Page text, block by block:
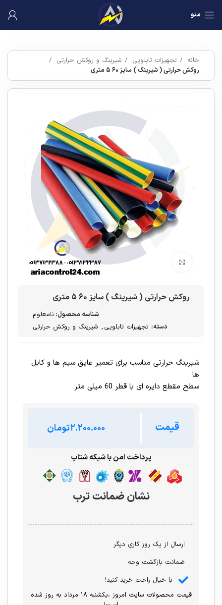
منو
خانه تجهیزات تابلویی
شیرینگ و روکش حرارتی
روکش حرارتی ( شیرینگ ) سایز ۶۰ ۵ متری
برای بزرگنمایی کلیک کنید
روکش حرارتی ( شیرینگ ) سایز ۶۰ ۵ متری
شناسه محصول: نامعلوم
دسته: تجهیزات تابلویی , شیرینگ و روکش حرارتی
شیرینگ حرارتی مناسب برای تعمیر عایق سیم ها و کابل
ها
سطح مقطع دایره ای با قطر 60 میلی متر
قیمت تومان
پرداخت امن با شبکه شتاب
نشان ضمانت ترب
ارسال از یک روز کاری دیگر
ضمانت بازگشت وجه
با خیال راحت خرید کنید!
قیمت محصولات سایت امروز ،یکشنبه ۱۸ مرداد به روز شده